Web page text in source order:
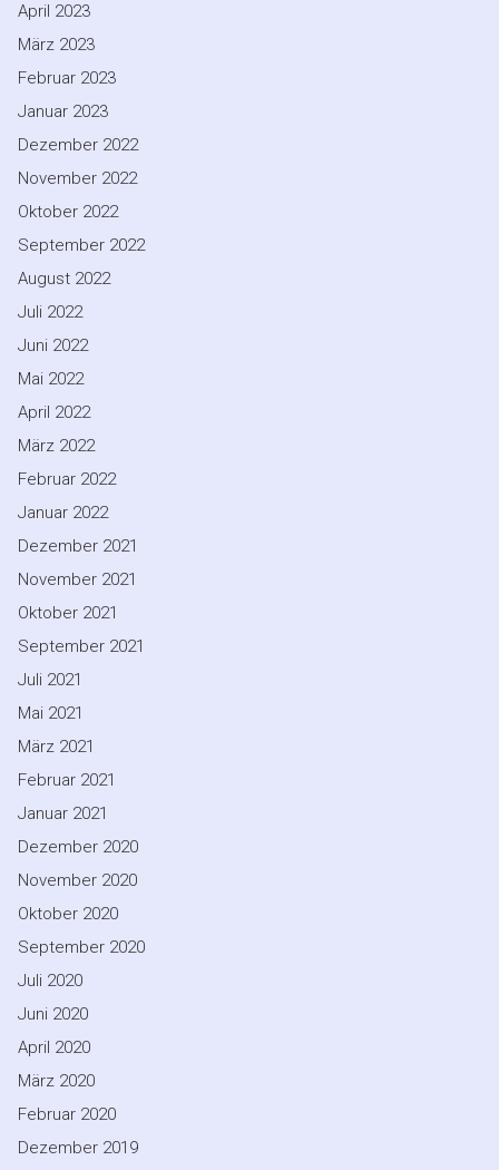
April 2023
März 2023
Februar 2023
Januar 2023
Dezember 2022
November 2022
Oktober 2022
September 2022
August 2022
Juli 2022
Juni 2022
Mai 2022
April 2022
März 2022
Februar 2022
Januar 2022
Dezember 2021
November 2021
Oktober 2021
September 2021
Juli 2021
Mai 2021
März 2021
Februar 2021
Januar 2021
Dezember 2020
November 2020
Oktober 2020
September 2020
Juli 2020
Juni 2020
April 2020
März 2020
Februar 2020
Dezember 2019